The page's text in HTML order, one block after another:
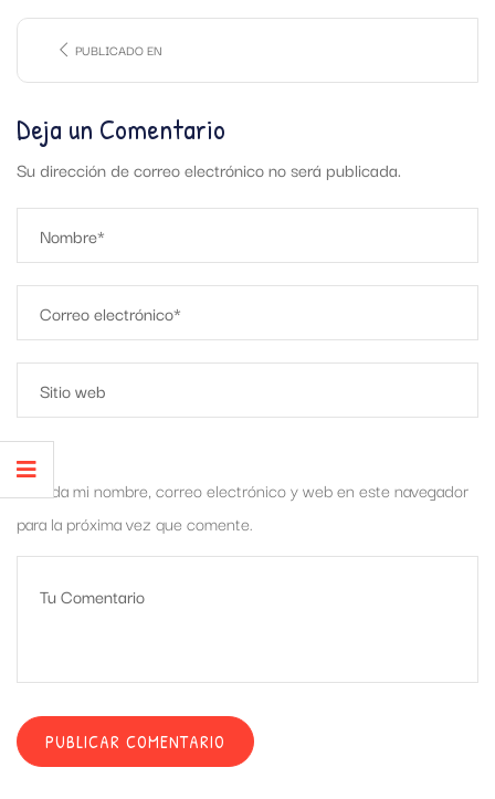
PUBLICADO EN
Deja un Comentario
Su dirección de correo electrónico no será publicada.
Guarda mi nombre, correo electrónico y web en este navegador
para la próxima vez que comente.